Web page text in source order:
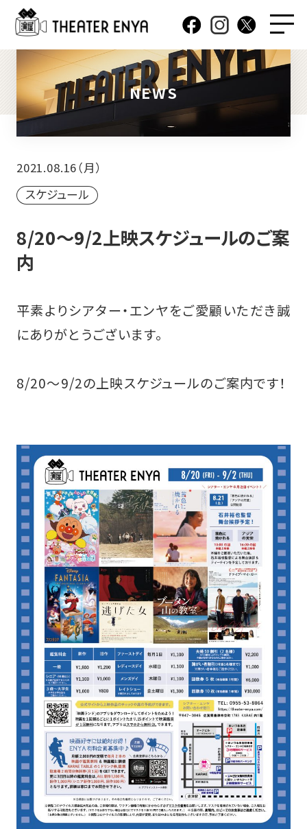
NEWS
2021.08.16（月）
スケジュール
8/20～9/2上映スケジュールのご案
内
平素よりシアター・エンヤをご愛顧いただき誠
にありがとうございます。
8/20～9/2の上映スケジュールのご案内です！